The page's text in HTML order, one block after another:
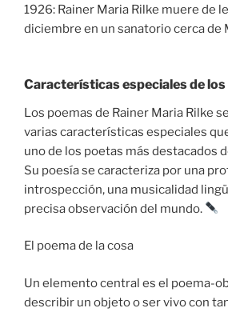
1926: Rainer Maria Rilke muere de
diciembre en un sanatorio cerca de
Características especiales de
Los poemas de Rainer Maria Rilke
varias características especiales
uno de los poetas más destacados
Su poesía se caracteriza por una
introspección, una musicalidad
precisa observación del mundo.
El poema de la cosa
Un elemento central es el poema-
describir un objeto o ser vivo con